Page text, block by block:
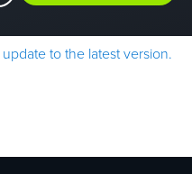
update to the latest version.